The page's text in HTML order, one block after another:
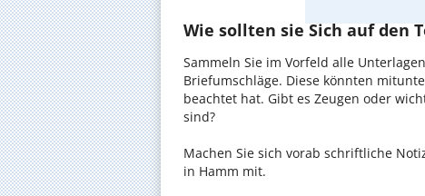
Wie sollten sie Sich auf den
Sammeln Sie im Vorfeld alle
Briefumschläge. Diese könnten
beachtet hat. Gibt es Zeugen oder
sind?
Machen Sie sich vorab schriftliche
in Hamm mit.